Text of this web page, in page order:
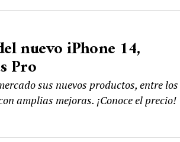
nuevo iPhone 14,
Pro
sus nuevos productos, entre los
amplias mejoras. ¡Conoce el precio!